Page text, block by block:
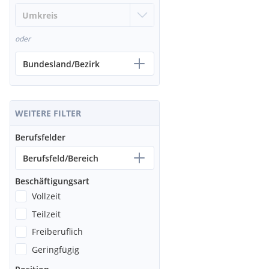
oder
Bundesland/Bezirk
WEITERE FILTER
Berufsfelder
Berufsfeld/Bereich
Beschäftigungsart
Vollzeit
Teilzeit
Freiberuflich
Geringfügig